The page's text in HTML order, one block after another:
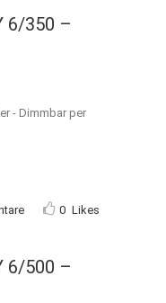
6/350 –
- Dimmbar per
0 Likes
6/500 –